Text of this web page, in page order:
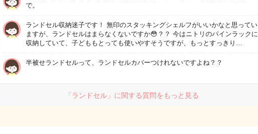
で。
ランドセル収納迷子です！ 無印のスタッキングシェルフがいいかなと思ってい
ますが、ランドセルはまらなくないですか😳？？ 今はニトリのパインラックに
収納していて、子どももとっても使いやすそうですが、もっとすっきり…
半被せランドセルって、ランドセルカバーつけれないですよね？？
「ランドセル」に関する質問をもっと見る